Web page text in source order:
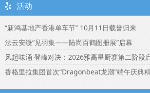
活动
“新鸿基地产香港单车节” 10月11日载誉归来
法云安缦“见羽集——陆尚百鹤图册展”启幕
风起味涌 登峰对决：2026雅高星厨赛第二阶段
香格里拉集团首次“Dragonbeat龙潮”端午庆典